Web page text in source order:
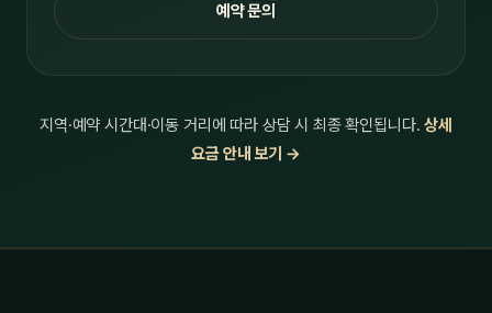
예약 문의
지역·예약 시간대·이동 거리에 따라 상담 시 최종 확인됩니다.상세
요금 안내 보기 →